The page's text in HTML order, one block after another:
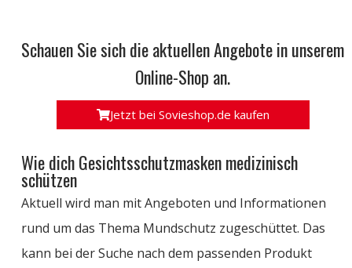
Schauen Sie sich die aktuellen Angebote in unserem
Online-Shop an.
Jetzt bei Sovieshop.de kaufen
Wie dich Gesichtsschutzmasken medizinisch
schützen
Aktuell wird man mit Angeboten und Informationen
rund um das Thema Mundschutz zugeschüttet. Das
kann bei der Suche nach dem passenden Produkt